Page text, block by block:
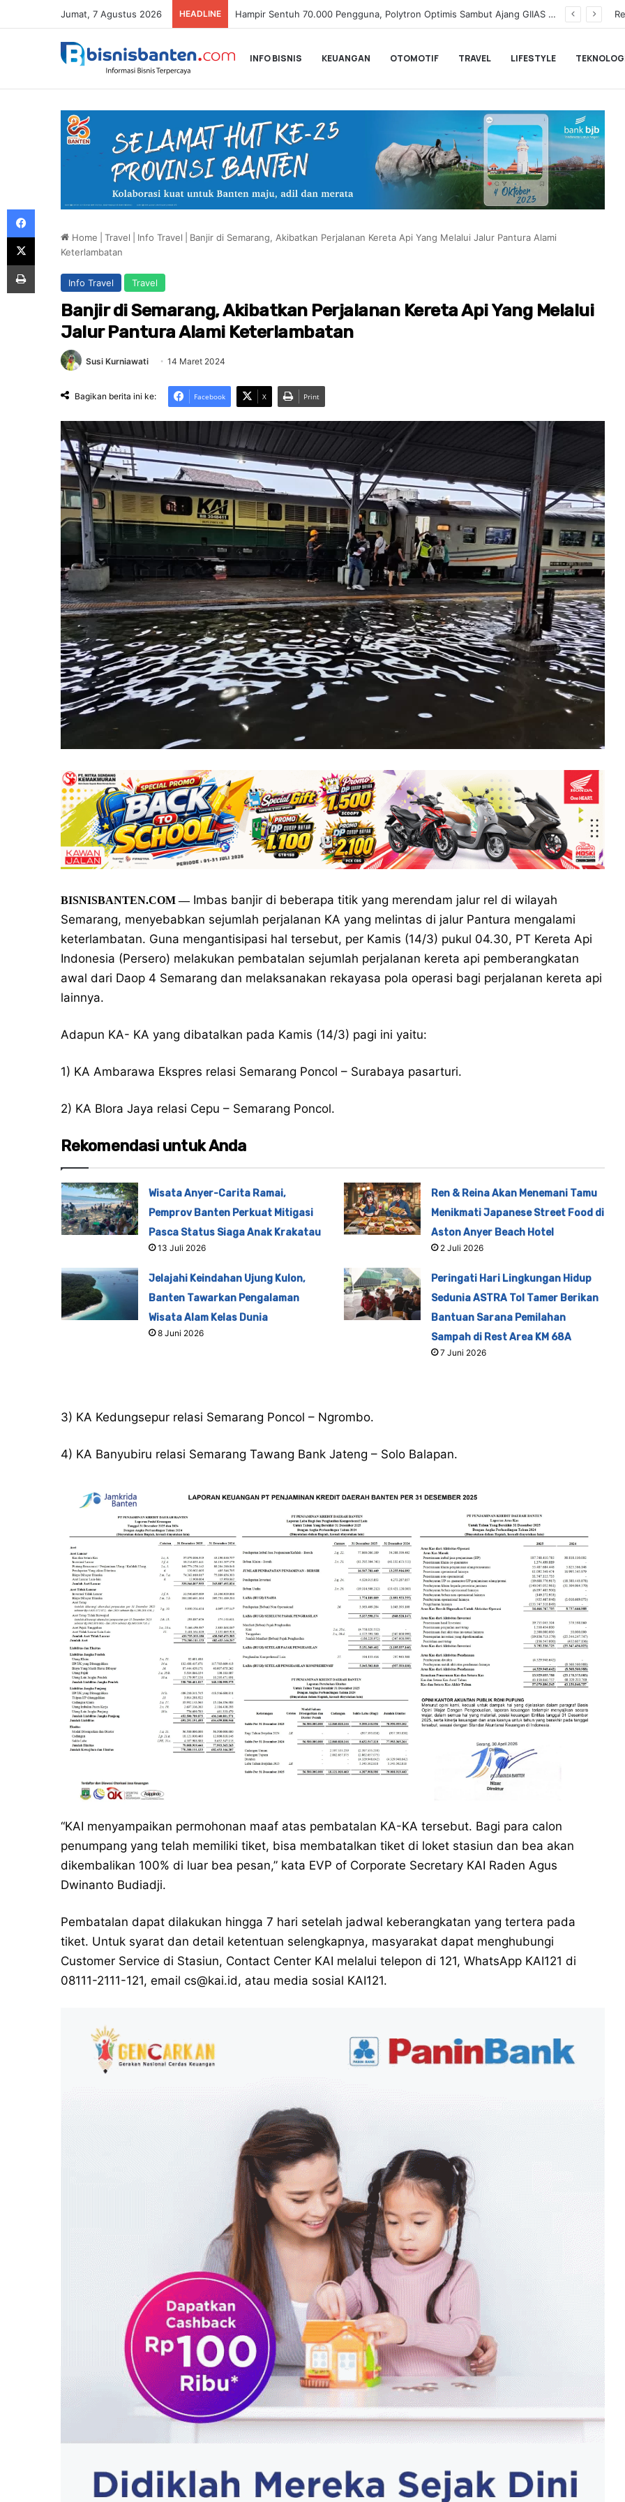
Jumat, 7 Agustus 2026 HEADLINE Hampir Sentuh 70.000 Pengguna, Polytron Optimis Sambut Ajang GIIAS 2026 dengan Respon Positif
INFO BISNIS KEUANGAN OTOMOTIF TRAVEL LIFESTYLE
Home Travel Info Travel
Banjir di Semarang, Akibatkan Perjalanan Kereta Api Yang Melalui Jalur Pantura Alami
Keterlambatan
Info Travel Travel
Banjir di Semarang, Akibatkan Perjalanan Kereta Api Yang Melalui
Jalur Pantura Alami Keterlambatan
Susi Kurniawati 14 Maret 2024
Bagikan berita ini ke: Facebook X Print
BISNISBANTEN.COM—Imbas banjir di beberapa titik yang merendam jalur rel di wilayah
Semarang, menyebabkan sejumlah perjalanan KA yang melintas di jalur Pantura mengalami
keterlambatan. Guna mengantisipasi hal tersebut, per Kamis (14/3) pukul 04.30, PT Kereta Api
Indonesia (Persero) melakukan pembatalan sejumlah perjalanan kereta api pemberangkatan
awal dari Daop 4 Semarang dan melaksanakan rekayasa pola operasi bagi perjalanan kereta api
lainnya.
Adapun KA- KA yang dibatalkan pada Kamis (14/3) pagi ini yaitu:
1) KA Ambarawa Ekspres relasi Semarang Poncol – Surabaya pasarturi.
2) KA Blora Jaya relasi Cepu – Semarang Poncol.
Rekomendasi untuk Anda
Wisata Anyer-Carita Ramai,
Pemprov Banten Perkuat Mitigasi
Pasca Status Siaga Anak Krakatau
13 Juli 2026
Ren & Reina Akan Menemani Tamu
Menikmati Japanese Street Food di
Aston Anyer Beach Hotel
2 Juli 2026
Jelajahi Keindahan Ujung Kulon,
Banten Tawarkan Pengalaman
Wisata Alam Kelas Dunia
8 Juni 2026
Peringati Hari Lingkungan Hidup
Sedunia ASTRA Tol Tamer Berikan
Bantuan Sarana Pemilahan
Sampah di Rest Area KM 68A
7 Juni 2026
3) KA Kedungsepur relasi Semarang Poncol – Ngrombo.
4) KA Banyubiru relasi Semarang Tawang Bank Jateng – Solo Balapan.
“KAI menyampaikan permohonan maaf atas pembatalan KA-KA tersebut. Bagi para calon
penumpang yang telah memiliki tiket, bisa membatalkan tiket di loket stasiun dan bea akan
dikembalikan 100% di luar bea pesan,” kata EVP of Corporate Secretary KAI Raden Agus
Dwinanto Budiadji.
Pembatalan dapat dilakukan hingga 7 hari setelah jadwal keberangkatan yang tertera pada
tiket. Untuk syarat dan detail ketentuan selengkapnya, masyarakat dapat menghubungi
Customer Service di Stasiun, Contact Center KAI melalui telepon di 121, WhatsApp KAI121 di
08111-2111-121, email cs@kai.id, atau media sosial KAI121.
Facebook